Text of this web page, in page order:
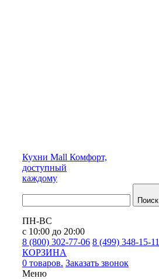
Кухни Mall Комфорт,
доступный
каждому
Поиск
ПН-ВС
с 10:00 до 20:00
8 (800) 302-77-06 8 (499) 348-15-11
КОРЗИНА
0 товаров. Заказать звонок
Меню